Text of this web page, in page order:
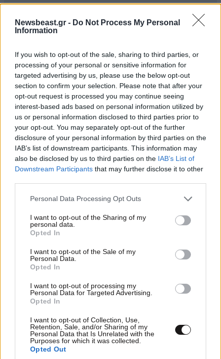
Newsbeast.gr - Do Not Process My Personal
Information
If you wish to opt-out of the sale, sharing to third parties, or
processing of your personal or sensitive information for
targeted advertising by us, please use the below opt-out
section to confirm your selection. Please note that after your
opt-out request is processed you may continue seeing
interest-based ads based on personal information utilized by
us or personal information disclosed to third parties prior to
your opt-out. You may separately opt-out of the further
disclosure of your personal information by third parties on the
IAB’s list of downstream participants. This information may
also be disclosed by us to third parties on the IAB’s List of
Downstream Participants that may further disclose it to other
Please note that this website/app uses one or more Google
not limited to your visit or usage behaviour. You may click to
grant or deny consent to Google and its third-party tags to
use your data for below specified purposes in below Google
consent section.
Personal Data Processing Opt Outs
I want to opt-out of the Sharing of my
personal data.
Opted In
I want to opt-out of the Sale of my
Personal Data.
Opted In
I want to opt-out of processing my
Personal Data for Targeted Advertising.
Opted In
I want to opt-out of Collection, Use,
Retention, Sale, and/or Sharing of my
Personal Data that Is Unrelated with the
Purposes for which it was collected.
Opted Out
Με τη SEAJETS, η Αμοργός
γίνεται η πιο αυθεντική
Ροή Ειδήσεων
Προθεσμία μέχρι την Τρίτη
έλαβε η 46χρονη
κατηγορούμενη για την
Συναγερμός στην Ιταλία:
προπαγάνδα υπέρ του ISIS
και νεοναζιστικό υλικό